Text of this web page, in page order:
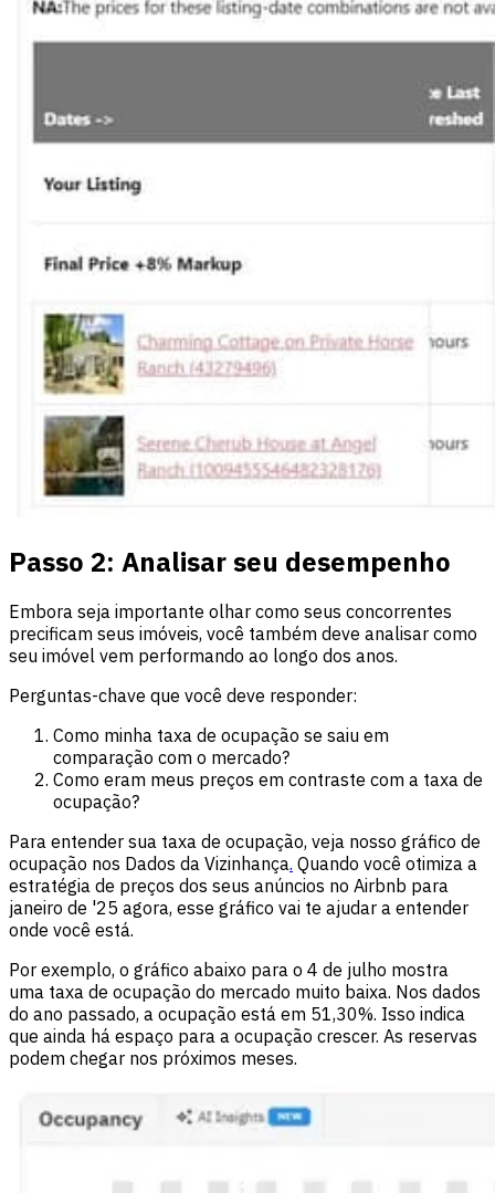
Passo 2: Analisar seu desempenho
Embora seja importante olhar como seus concorrentes
precificam seus imóveis, você também deve analisar como
seu imóvel vem performando ao longo dos anos.
Perguntas-chave que você deve responder:
Como minha taxa de ocupação se saiu em
comparação com o mercado?
Como eram meus preços em contraste com a taxa de
ocupação?
Para entender sua taxa de ocupação, veja nosso gráfico de
ocupação nos Dados da Vizinhança. Quando você otimiza a
estratégia de preços dos seus anúncios no Airbnb para
janeiro de '25 agora, esse gráfico vai te ajudar a entender
onde você está.
Por exemplo, o gráfico abaixo para o 4 de julho mostra
uma taxa de ocupação do mercado muito baixa. Nos dados
do ano passado, a ocupação está em 51,30%. Isso indica
que ainda há espaço para a ocupação crescer. As reservas
podem chegar nos próximos meses.